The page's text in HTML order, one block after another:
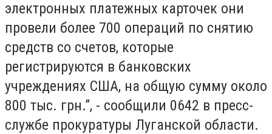
электронных платежных карточек они
провели более 700 операций по снятию
средств со счетов, которые
регистрируются в банковских
учреждениях США, на общую сумму около
800 тыс. грн.”, - сообщили 0642 в пресс-
службе прокуратуры Луганской области.